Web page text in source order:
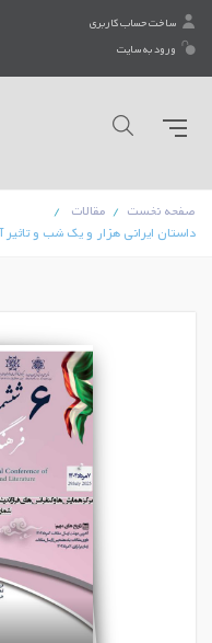
ساخت حساب کاربری
ورود به سایت
صفحه نخست
مقالات
داستان ایرانی هزار و یک شب و تاثیر